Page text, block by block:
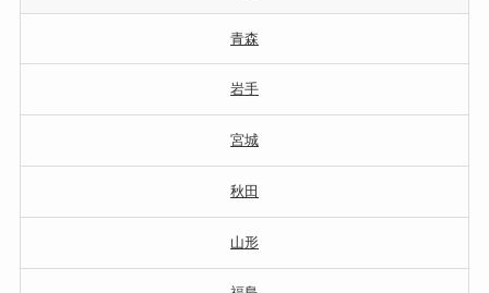
青森
岩手
宮城
秋田
山形